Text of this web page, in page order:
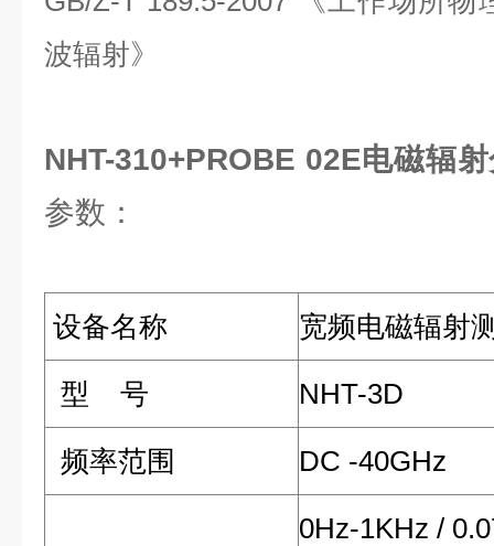
波辐射》
NHT-310+PROBE 02E电磁辐
参数：
设备名称 宽频电磁辐射
型 号 NHT-3D
频率范围 DC -40GHz
0Hz-1KHz /